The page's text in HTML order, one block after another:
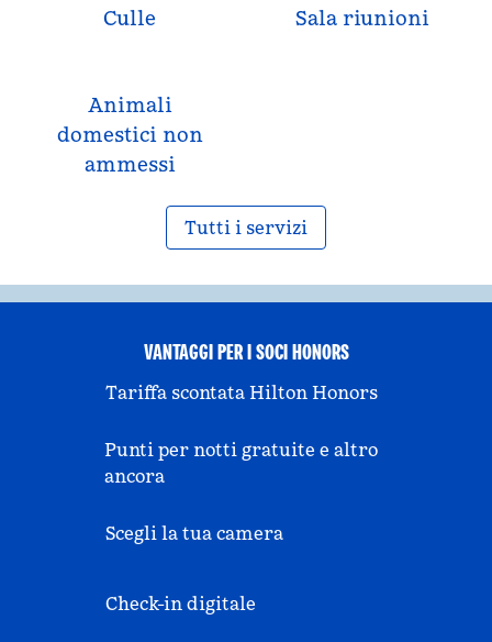
Culle Sala riunioni
Animali
domestici non
ammessi
Tutti i servizi
VANTAGGI PER I SOCI HONORS
Tariffa scontata Hilton Honors
Punti per notti gratuite e altro
ancora
Scegli la tua camera
Check-in digitale